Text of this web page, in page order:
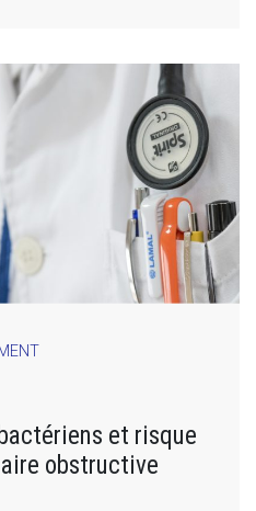
et risque
obstructive